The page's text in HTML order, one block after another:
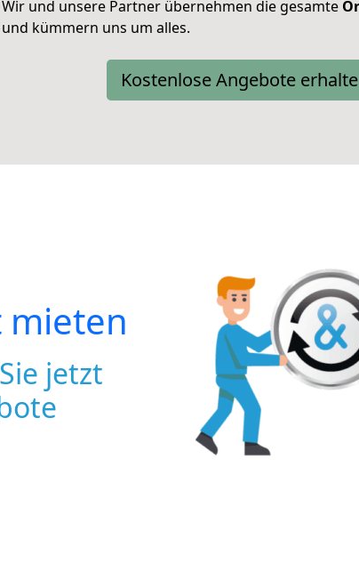
Wir und unsere Partner übernehmen die gesamte
und kümmern uns um alles.
Kostenlose Angebote
jetzt